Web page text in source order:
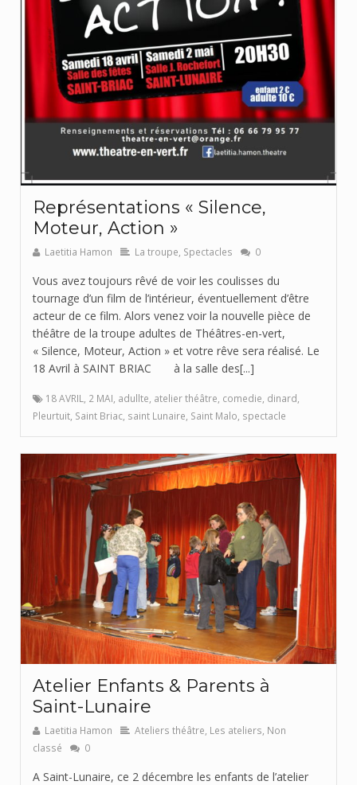
Représentations « Silence,
Moteur, Action »
Laetitia Hamon La troupe, Spectacles 0
Vous avez toujours rêvé de voir les coulisses du
tournage d’un film de l’intérieur, éventuellement d’être
acteur de ce film. Alors venez voir la nouvelle pièce de
théâtre de la troupe adultes de Théâtres-en-vert,
« Silence, Moteur, Action » et votre rêve sera réalisé. Le
18 Avril à SAINT BRIAC à la salle des[...]
18 AVRIL, 2 MAI, adullte, atelier théâtre, comedie, dinard,
Pleurtuit, Saint Briac, saint Lunaire, Saint Malo, spectacle
Atelier Enfants & Parents à
Saint-Lunaire
Laetitia Hamon Ateliers théâtre Les ateliers Non
classé
0
A Saint-Lunaire, ce 2 décembre les enfants de l’atelier